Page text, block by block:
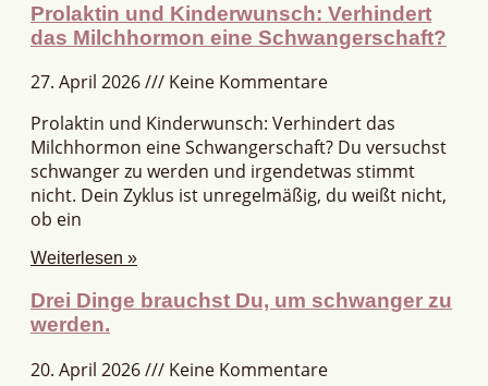
Prolaktin und Kinderwunsch: Verhindert
das Milchhormon eine Schwangerschaft?
27. April 2026
Keine Kommentare
Prolaktin und Kinderwunsch: Verhindert das
Milchhormon eine Schwangerschaft? Du versuchst
schwanger zu werden und irgendetwas stimmt
nicht. Dein Zyklus ist unregelmäßig, du weißt nicht,
ob ein
Weiterlesen »
Drei Dinge brauchst Du, um schwanger zu
werden.
20. April 2026
Keine Kommentare